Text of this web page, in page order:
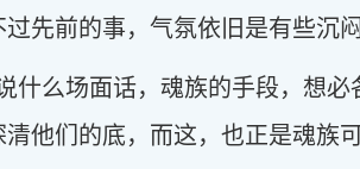
先前的事，气氛依旧是有些沉闷
什么场面话，魂族的手段，想
他们的底，而这，也正是魂族